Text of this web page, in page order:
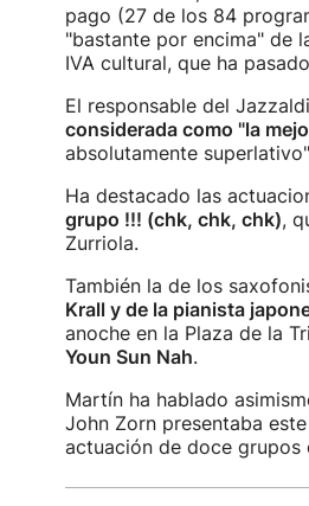
pago (27 de los 84
"bastante por encima" de
IVA cultural, que ha
El responsable del
considerada como "la
absolutamente
Ha destacado las
grupo !!! (chk, chk, chk),
Zurriola.
También la de los
Krall y de la pianista
anoche en la Plaza de la
Youn Sun Nah.
Martín ha hablado
John Zorn presentaba
actuación de doce grupos